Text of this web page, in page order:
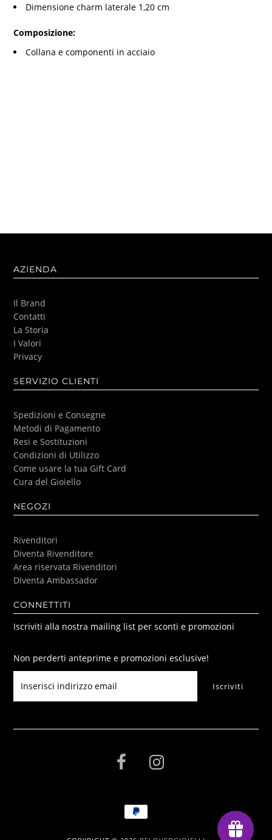
Dimensione charm laterale 1,20 cm
Composizione:
Collana e componenti in acciaio
AZIENDA
Il Brand
Contatti
La Storia
I Valori
Privacy
SERVIZIO CLIENTI
Spedizioni e Consegne
Metodi di Pagamento
Resi e Sostituzioni
Condizioni di Utilizzo
Come usare la tua Gift Card
Cura del Gioiello
NEGOZI
Rivenditori
Diventa Rivenditore
Area riservata Rivenditori
Diventa Ambassador
CONNETTITI
Iscriviti alla nostra mailing list per sconti e promozioni
Non perderti anteprime e promozioni esclusive!